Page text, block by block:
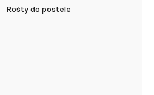
Rošty do postele